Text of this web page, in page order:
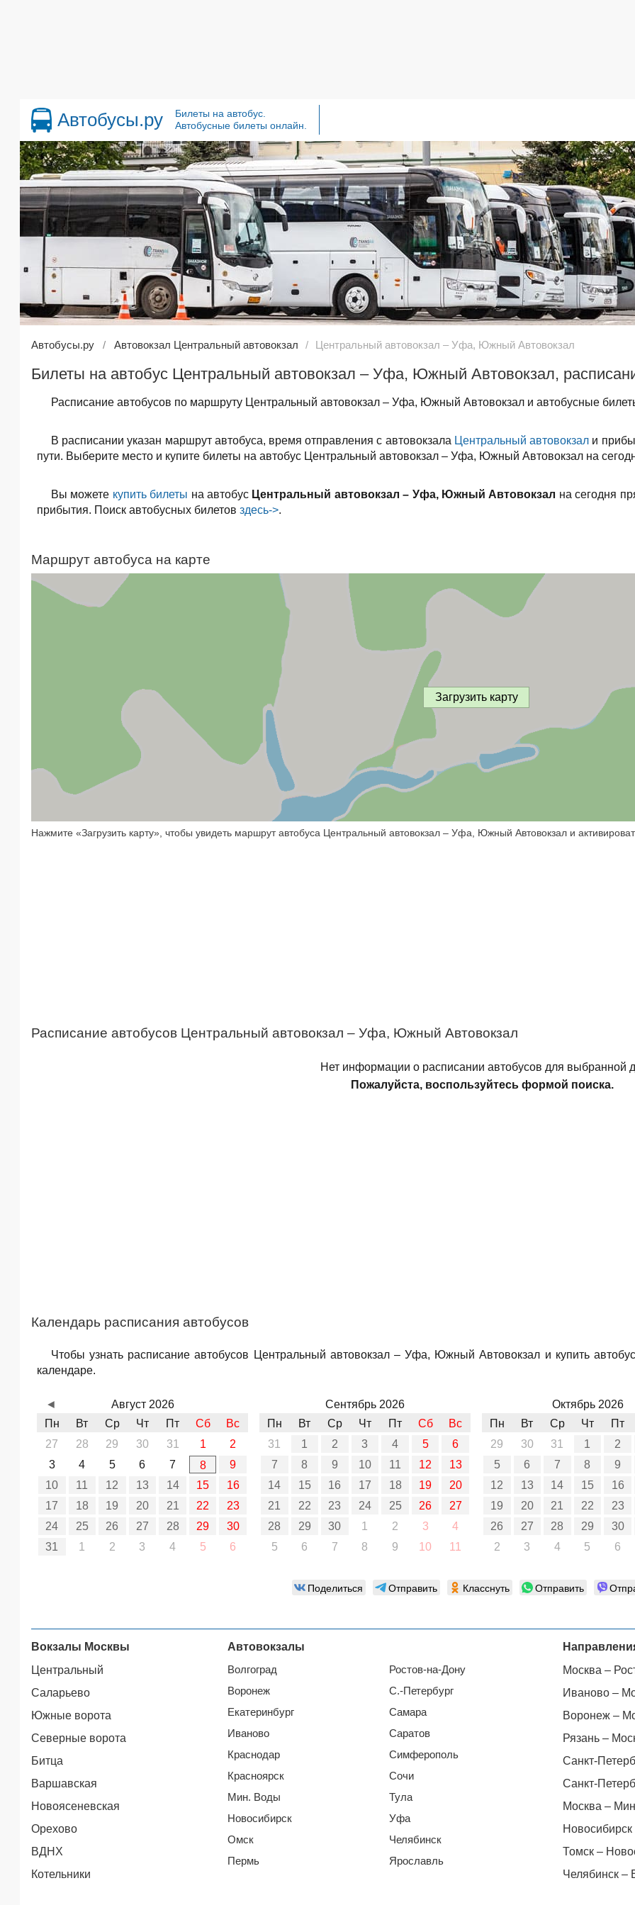
Автобусы.ру
Билеты на автобус.
Автобусные билеты онлайн.
Автобусы.ру Автовокзал Центральный автовокзал Центральный автовокзал – Уфа, Южный Автовокзал
Билеты на автобус Центральный автовокзал – Уфа, Южный Автовокзал,
Расписание автобусов по маршруту Центральный автовокзал – Уфа, Южный Автовокзал и автобусные
В расписании указан маршрут автобуса, время отправления с автовокзала Центральный автовокзал и
пути. Выберите место и купите билеты на автобус Центральный автовокзал – Уфа, Южный Автовокзал на
Вы можете купить билеты на автобус Центральный автовокзал – Уфа, Южный Автовокзал на сегодня
прибытия. Поиск автобусных билетов здесь->.
Маршрут автобуса на карте
Загрузить карту
Нажмите «Загрузить карту», чтобы увидеть маршрут автобуса Центральный автовокзал – Уфа, Южный Автовокзал и
Расписание автобусов Центральный автовокзал – Уфа, Южный Автовокзал
Нет информации о расписании автобусов для выбранной
Пожалуйста, воспользуйтесь формой поиска.
Календарь расписания автобусов
Чтобы узнать расписание автобусов Центральный автовокзал – Уфа, Южный Автовокзал и купить
календаре.
Август 2026
Пн
Вт Ср Чт Пт Сб
Вс
27
28 29 30 31 1
2
3
4 5 6 7 8
9
10
11 12 13 14 15
16
17
18 19 20 21 22
23
24
25 26 27 28 29
30
31
1 2 3 4 5 6
Сентябрь 2026
Пн
Вт Ср Чт Пт Сб
Вс
31
1 2 3 4 5
6
7
8 9 10 11 12
13
14
15 16 17 18 19
20
21
22 23 24 25 26
27
28
29 30 1 2 3
4
5
6 7 8 9 10 11
Октябрь 2026
Пн
Вт Ср Чт
Пт
29
30 31 1
2
5
6 7 8
9
12
13 14 15
16
19
20 21 22
23
26
27 28 29
30
2
3 4 5 6
◄
Поделиться Отправить Класснуть Отправить
Вокзалы Москвы
Центральный
Саларьево
Южные ворота
Северные ворота
Битца
Варшавская
Новоясеневская
Орехово
ВДНХ
Котельники
Автовокзалы
Волгоград
Воронеж
Екатеринбург
Иваново
Краснодар
Красноярск
Мин. Воды
Новосибирск
Омск
Пермь
Ростов-на-Дону
С.-Петербург
Самара
Саратов
Симферополь
Сочи
Тула
Уфа
Челябинск
Ярославль
Москва –
Иваново –
Воронеж –
Рязань –
Санкт-
Санкт-
Москва –
Томск –
Челябинск –